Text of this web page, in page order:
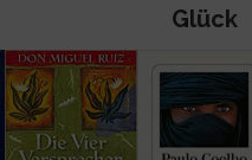
Glück